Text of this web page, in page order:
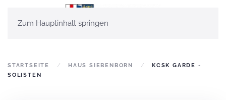
Zum Hauptinhalt springen
STARTSEITE HAUS SIEBENBORN
KCSK GARDE -
SOLISTEN